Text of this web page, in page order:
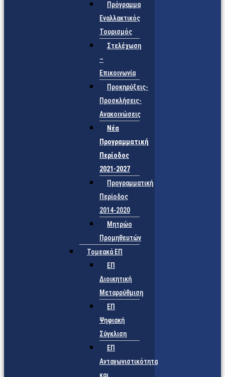
Πρόγραμμα
Εναλλακτικός
Τουρισμός
Στελέχωση
–
Επικοινωνία
Προκηρύξεις-
Προσκλήσεις-
Ανακοινώσεις
Νέα
Προγραμματική
Περίοδος
2021-2027
Προγραμματική
Περίοδος
2014-2020
Μητρώο
Προμηθευτών
Τομεακά ΕΠ
ΕΠ
Διοικητική
Μεταρρύθμιση
ΕΠ
Ψηφιακή
Σύγκλιση
ΕΠ
Ανταγωνιστικότητα
και